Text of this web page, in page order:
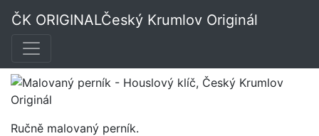
ČK ORIGINALČeský Krumlov Originál
Malovaný perník -
Houslový klíč
Ručně malovaný perník.